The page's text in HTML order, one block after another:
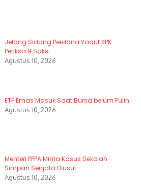
Jelang Sidang Perdana Yaqut KPK
Periksa 9 Saksi
Agustus 10, 2026
ETF Emas Masuk Saat Bursa belum Pulih
Agustus 10, 2026
Menteri PPPA Minta Kasus Sekolah
Simpan Senjata Diusut
Agustus 10, 2026